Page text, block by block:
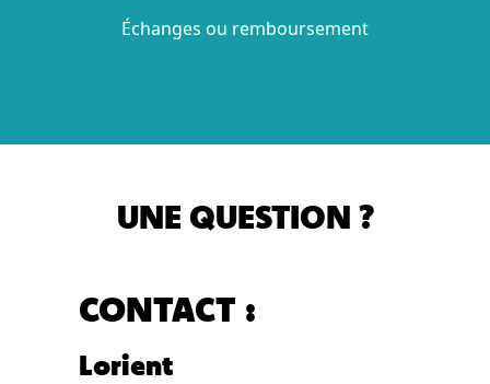
Échanges ou remboursement
UNE QUESTION ?
CONTACT :
Lorient